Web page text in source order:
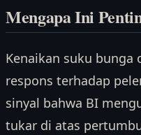
Mengapa Ini
Kenaikan suku bunga
respons terhadap
sinyal bahwa BI
tukar di atas